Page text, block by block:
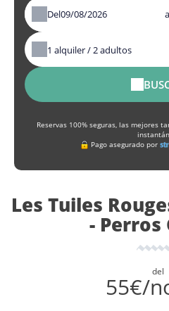
Del
1 alquiler /2adultos
Reservas 100% seguras, las mejores
Pago asegurado por
Les Tuiles
- Perros
del
55€/